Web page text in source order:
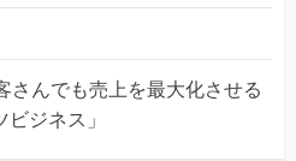
さんでも売上を最大化させる
ビジネス」